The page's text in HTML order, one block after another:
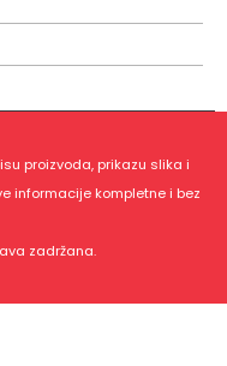
proizvoda, prikazu slika i
informacije kompletne i bez
zadržana.